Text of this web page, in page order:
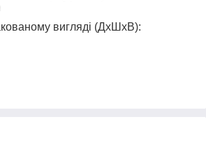
вигляді (ДхШхВ):